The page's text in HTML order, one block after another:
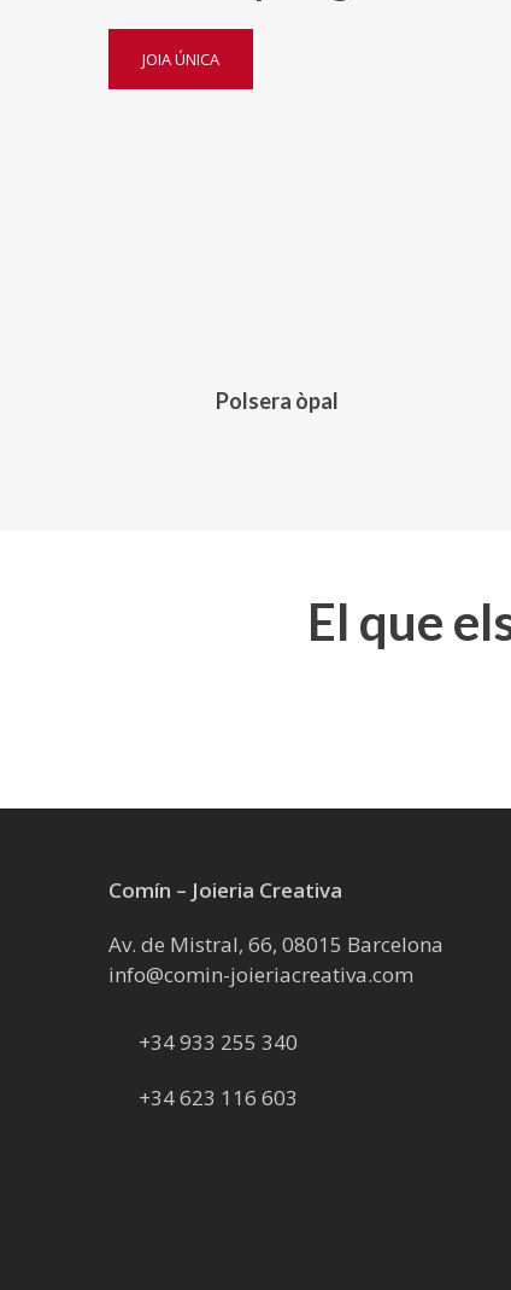
Polsera òpal
El que
Comín – Joieria Creativa
Av. de Mistral, 66, 08015 Barcelona
info@comin-joieriacreativa.com
+34 933 255 340
+34 623 116 603